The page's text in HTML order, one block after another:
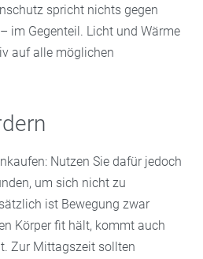
spricht nichts gegen
im Gegenteil. Licht und Wärme
auf alle möglichen
Nutzen Sie dafür jedoch
um sich nicht zu
ist Bewegung zwar
Körper fit hält, kommt auch
Zur Mittagszeit sollten